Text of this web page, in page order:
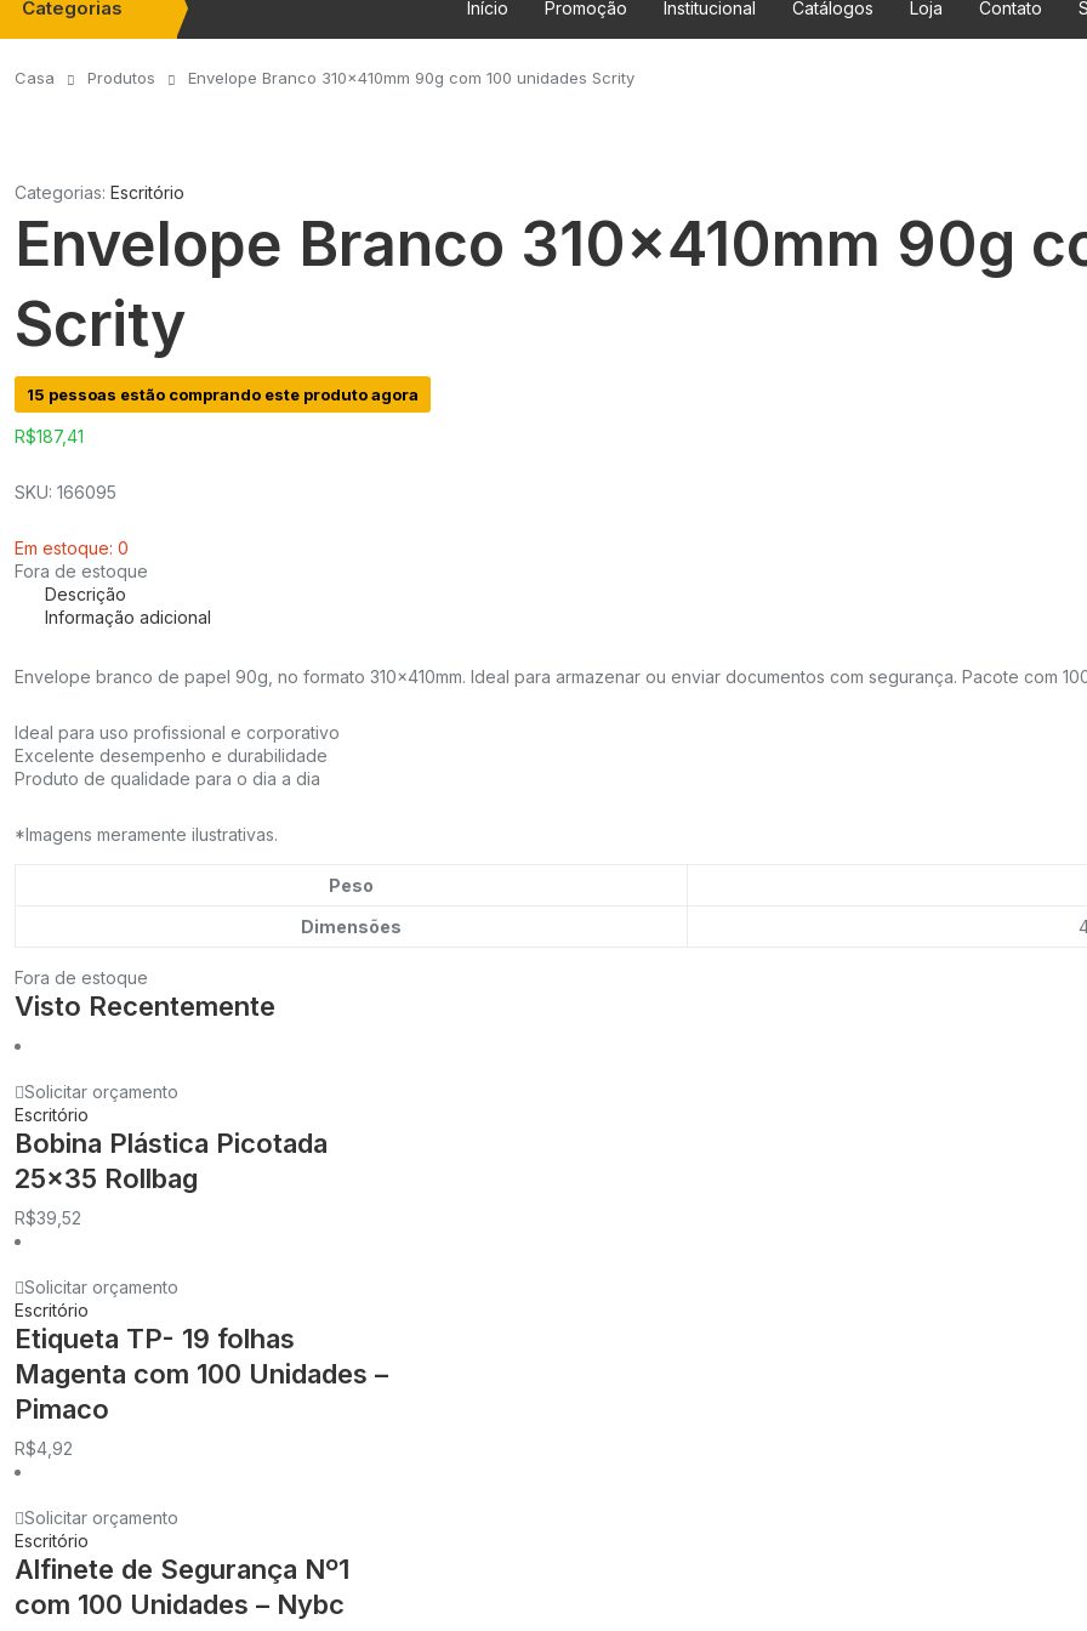
Categorias Início Promoção Institucional Catálogos Loja Contato
Casa Produtos Envelope Branco 310x410mm 90g com 100 unidades Scrity
Categorias: Escritório
Envelope Branco 310x410mm 90g
Scrity
15 pessoas estão comprando este produto agora
R$187,41
SKU: 166095
Em estoque: 0
Fora de estoque
Descrição
Informação adicional
Envelope branco de papel 90g, no formato 310x410mm. Ideal para armazenar ou enviar documentos com segurança. Pacote com
Ideal para uso profissional e corporativo
Excelente desempenho e durabilidade
Produto de qualidade para o dia a dia
*Imagens meramente ilustrativas.
Peso
Dimensões
Fora de estoque
Visto Recentemente
Solicitar orçamento
Escritório
Bobina Plástica Picotada
25×35 Rollbag
R$39,52
Solicitar orçamento
Escritório
Etiqueta TP- 19 folhas
Magenta com 100 Unidades –
Pimaco
R$4,92
Solicitar orçamento
Escritório
Alfinete de Segurança Nº1
com 100 Unidades – Nybc